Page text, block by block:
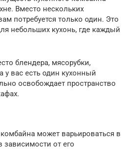
Вместо нескольких
потребуется только один. Это
небольших кухонь, где каждый
блендера, мясорубки,
у вас есть один кухонный
освобождает пространство
может варьироваться в
от его